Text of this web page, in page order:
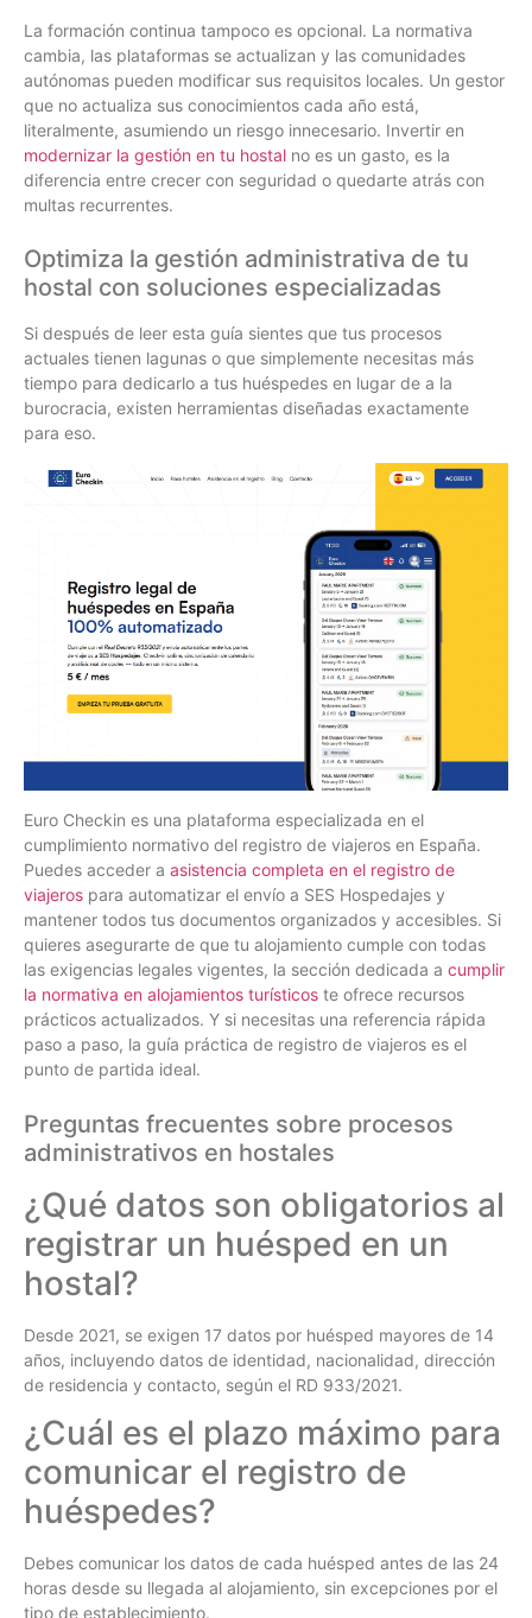
La formación continua tampoco es opcional. La normativa
cambia, las plataformas se actualizan y las comunidades
autónomas pueden modificar sus requisitos locales. Un gestor
que no actualiza sus conocimientos cada año está,
literalmente, asumiendo un riesgo innecesario. Invertir en
modernizar la gestión en tu hostal no es un gasto, es la
diferencia entre crecer con seguridad o quedarte atrás con
multas recurrentes.
Optimiza la gestión administrativa de tu
hostal con soluciones especializadas
Si después de leer esta guía sientes que tus procesos
actuales tienen lagunas o que simplemente necesitas más
tiempo para dedicarlo a tus huéspedes en lugar de a la
burocracia, existen herramientas diseñadas exactamente
para eso.
Euro Checkin es una plataforma especializada en el
cumplimiento normativo del registro de viajeros en España.
Puedes acceder a asistencia completa en el registro de
viajeros para automatizar el envío a SES Hospedajes y
mantener todos tus documentos organizados y accesibles. Si
quieres asegurarte de que tu alojamiento cumple con todas
las exigencias legales vigentes, la sección dedicada a cumplir
la normativa en alojamientos turísticos te ofrece recursos
prácticos actualizados. Y si necesitas una referencia rápida
paso a paso, la guía práctica de registro de viajeros es el
punto de partida ideal.
Preguntas frecuentes sobre procesos
administrativos en hostales
¿Qué datos son obligatorios al
registrar un huésped en un
hostal?
Desde 2021, se exigen 17 datos por huésped mayores de 14
años, incluyendo datos de identidad, nacionalidad, dirección
de residencia y contacto, según el RD 933/2021.
¿Cuál es el plazo máximo para
comunicar el registro de
huéspedes?
Debes comunicar los datos de cada huésped antes de las 24
horas desde su llegada al alojamiento, sin excepciones por el
tipo de establecimiento.